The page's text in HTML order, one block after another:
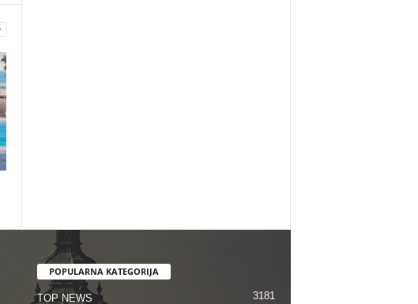
POPULARNA KATEGORIJA
TOP NEWS 3181